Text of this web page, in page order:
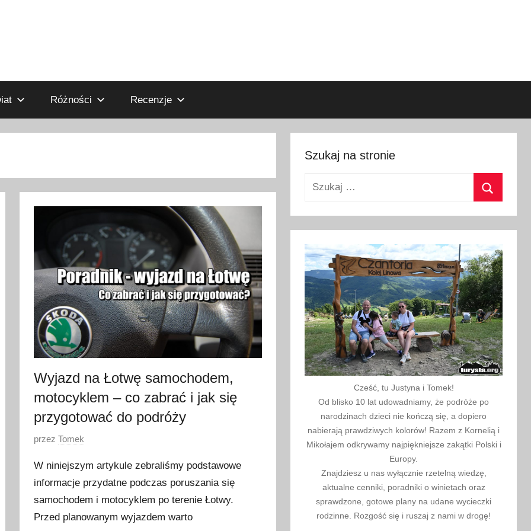
Różności Recenzje
Wyjazd na Łotwę samochodem,
motocyklem – co zabrać i jak się
przygotować do podróży
O
u
b
l
i
przezTomek
W niniejszym artykule zebraliśmy podstawowe
informacje przydatne podczas poruszania się
samochodem i motocyklem po terenie Łotwy.
Przed planowanym wyjazdem warto
Szukaj na stronie
Szukaj:
Cześć, tu Justyna i Tomek!
Od blisko 10 lat udowadniamy, że podróże po
narodzinach dzieci nie kończą się, a dopiero
nabierają prawdziwych kolorów! Razem z Kornelią i
Mikołajem odkrywamy najpiękniejsze zakątki Polski i
Europy.
Znajdziesz u nas wyłącznie rzetelną wiedzę,
aktualne cenniki, poradniki o winietach oraz
sprawdzone, gotowe plany na udane wycieczki
rodzinne. Rozgość się i ruszaj z nami w drogę!